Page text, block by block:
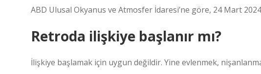
ABD Ulusal Okyanus ve Atmosfer İdaresi’ne göre, 24 Mart
Retroda ilişkiye başlanır mı?
İlişkiye başlamak için uygun değildir. Yine evlenmek,